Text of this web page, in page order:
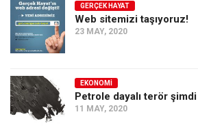
GERÇEK HAYAT
Web sitemizi taşıyoruz!
23 MAY, 2020
EKONOMI
Petrole dayalı terör
11 MAY, 2020